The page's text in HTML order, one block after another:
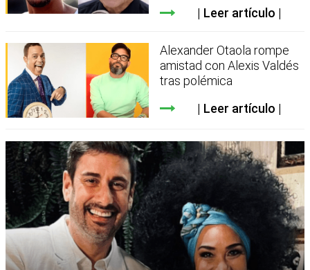
Leer artículo
Alexander Otaola rompe
amistad con Alexis Valdés
tras polémica
Leer artículo